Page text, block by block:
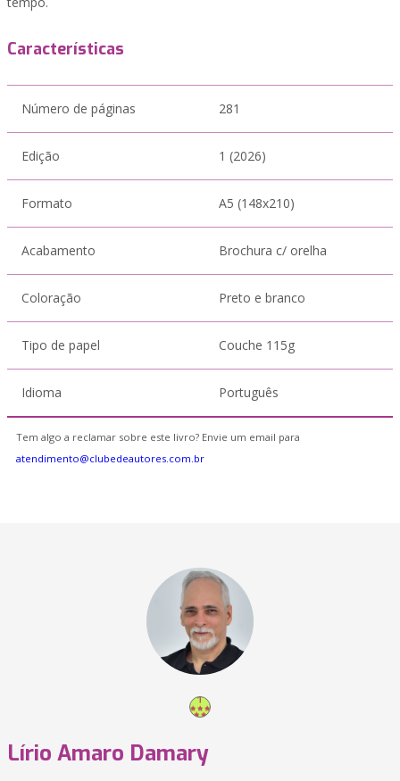
Características
Número de páginas 281
Edição 1 (2026)
Formato A5 (148x210)
Acabamento Brochura c/ orelha
Coloração Preto e branco
Tipo de papel Couche 115g
Idioma Português
Tem algo a reclamar sobre este livro? Envie um email para
atendimento@clubedeautores.com.br
Lírio Amaro Damary